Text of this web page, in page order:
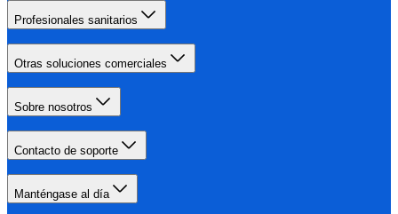
Profesionales sanitarios
Otras soluciones comerciales
Sobre nosotros
Contacto de soporte
Manténgase al día